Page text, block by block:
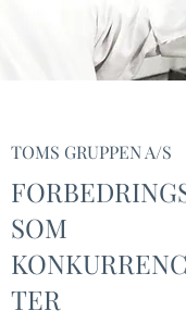
TOMS GRUPPEN A/S
SOM
TER